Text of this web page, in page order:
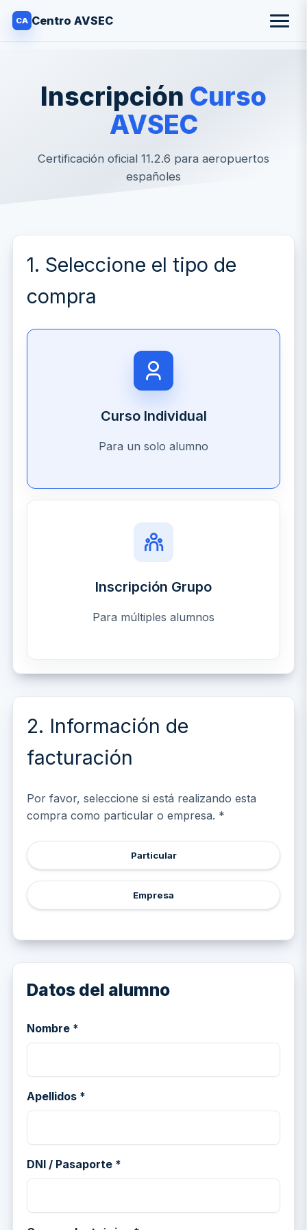
Inscripción Curso
AVSEC
Certificación oficial 11.2.6 para aeropuertos
españoles
1. Seleccione el tipo de
compra
Curso Individual
Para un solo alumno
Inscripción Grupo
Para múltiples alumnos
2. Información de
facturación
Por favor, seleccione si está realizando esta
compra como particular o empresa. *
Particular
Empresa
Datos del alumno
Nombre *
Apellidos *
DNI / Pasaporte *